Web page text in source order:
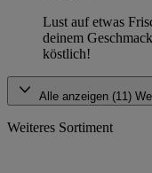
Lust auf etwas
deinem
köstlich!
Alle anzeigen (11)
Weiteres Sortiment